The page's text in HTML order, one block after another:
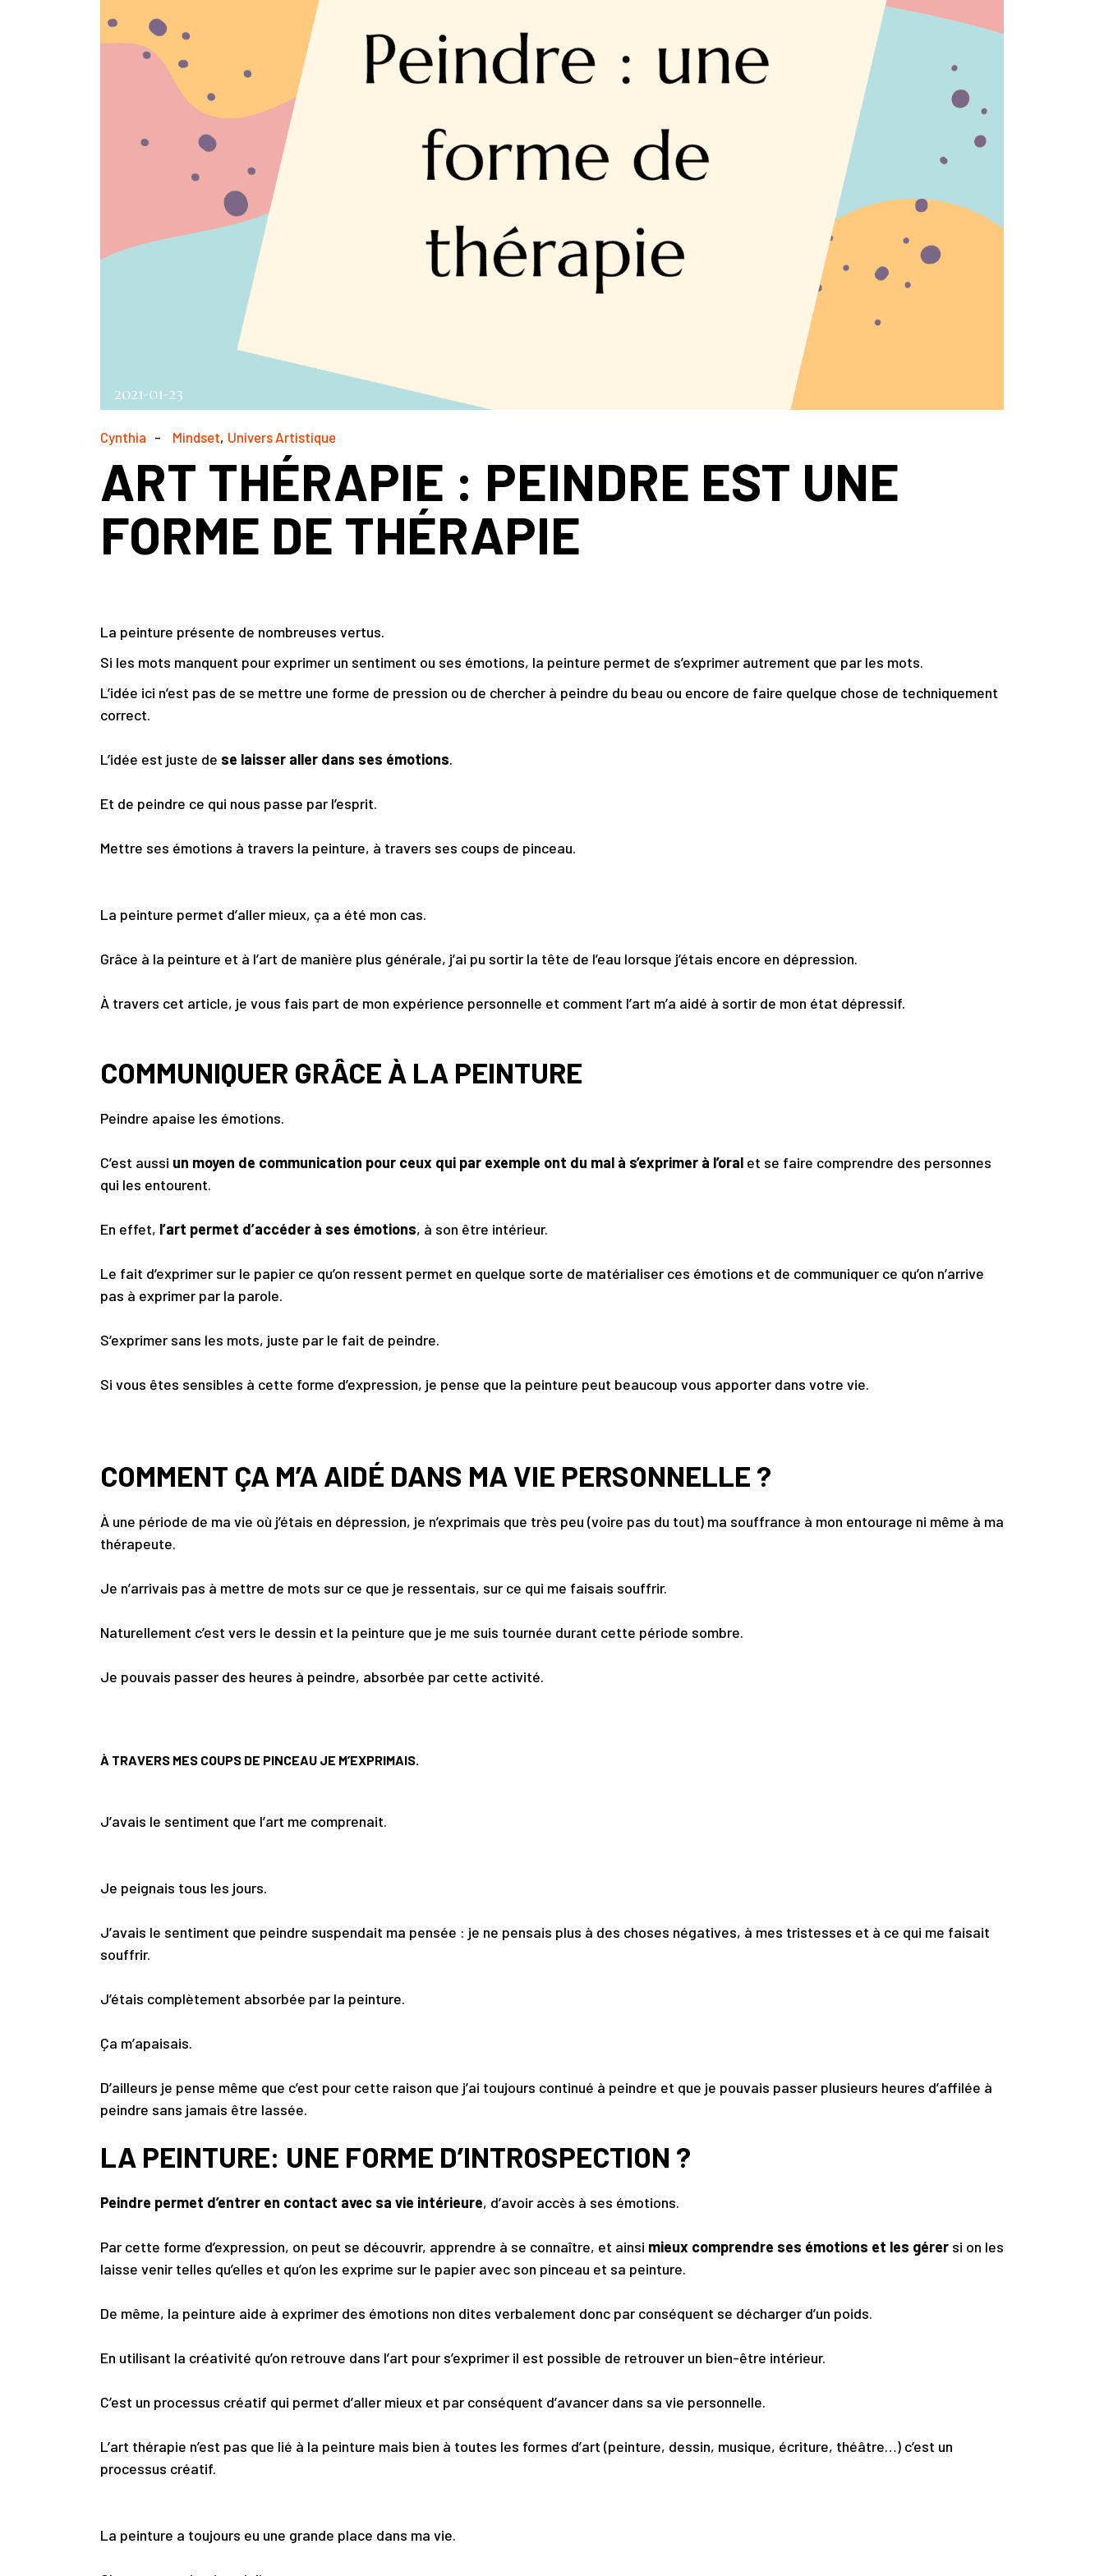
2021-01-23
Cynthia Mindset Univers Artistique
ART THÉRAPIE : PEINDRE EST UNE
FORME DE THÉRAPIE
La peinture présente de nombreuses vertus.
Si les mots manquent pour exprimer un sentiment ou ses émotions, la peinture permet de s’exprimer autrement que par les mots.
L’idée ici n’est pas de se mettre une forme de pression ou de chercher à peindre du beau ou encore de faire quelque chose de techniquement
correct.
L’idée est juste de se laisser aller dans ses émotions.
Et de peindre ce qui nous passe par l’esprit.
Mettre ses émotions à travers la peinture, à travers ses coups de pinceau.
La peinture permet d’aller mieux, ça a été mon cas.
Grâce à la peinture et à l’art de manière plus générale, j’ai pu sortir la tête de l’eau lorsque j’étais encore en dépression.
À travers cet article, je vous fais part de mon expérience personnelle et comment l’art m’a aidé à sortir de mon état dépressif.
COMMUNIQUER GRÂCE À LA PEINTURE
Peindre apaise les émotions.
C’est aussi un moyen de communication pour ceux qui par exemple ont du mal à s’exprimer à l’oral et se faire comprendre des personnes
qui les entourent.
En effet, l’art permet d’accéder à ses émotions, à son être intérieur.
Le fait d’exprimer sur le papier ce qu’on ressent permet en quelque sorte de matérialiser ces émotions et de communiquer ce qu’on n’arrive
pas à exprimer par la parole.
S’exprimer sans les mots, juste par le fait de peindre.
Si vous êtes sensibles à cette forme d’expression, je pense que la peinture peut beaucoup vous apporter dans votre vie.
COMMENT ÇA M’A AIDÉ DANS MA VIE PERSONNELLE ?
À une période de ma vie où j’étais en dépression, je n’exprimais que très peu (voire pas du tout) ma souffrance à mon entourage ni même à ma
thérapeute.
Je n’arrivais pas à mettre de mots sur ce que je ressentais, sur ce qui me faisais souffrir.
Naturellement c’est vers le dessin et la peinture que je me suis tournée durant cette période sombre.
Je pouvais passer des heures à peindre, absorbée par cette activité.
À TRAVERS MES COUPS DE PINCEAU JE M’EXPRIMAIS
J’avais le sentiment que l’art me comprenait.
Je peignais tous les jours.
J’avais le sentiment que peindre suspendait ma pensée : je ne pensais plus à des choses négatives, à mes tristesses et à ce qui me faisait
souffrir.
J’étais complètement absorbée par la peinture.
Ça m’apaisais.
D’ailleurs je pense même que c’est pour cette raison que j’ai toujours continué à peindre et que je pouvais passer plusieurs heures d’affilée à
peindre sans jamais être lassée.
LA PEINTURE: UNE FORME D’INTROSPECTION ?
Peindre permet d’entrer en contact avec sa vie intérieure, d’avoir accès à ses émotions.
Par cette forme d’expression, on peut se découvrir, apprendre à se connaître, et ainsi mieux comprendre ses émotions et les gérer si on les
laisse venir telles qu’elles et qu’on les exprime sur le papier avec son pinceau et sa peinture.
De même, la peinture aide à exprimer des émotions non dites verbalement donc par conséquent se décharger d’un poids.
En utilisant la créativité qu’on retrouve dans l’art pour s’exprimer il est possible de retrouver un bien-être intérieur.
C’est un processus créatif qui permet d’aller mieux et par conséquent d’avancer dans sa vie personnelle.
L’art thérapie n’est pas que lié à la peinture mais bien à toutes les formes d’art (peinture, dessin, musique, écriture, théâtre…) c’est un
processus créatif.
La peinture a toujours eu une grande place dans ma vie.